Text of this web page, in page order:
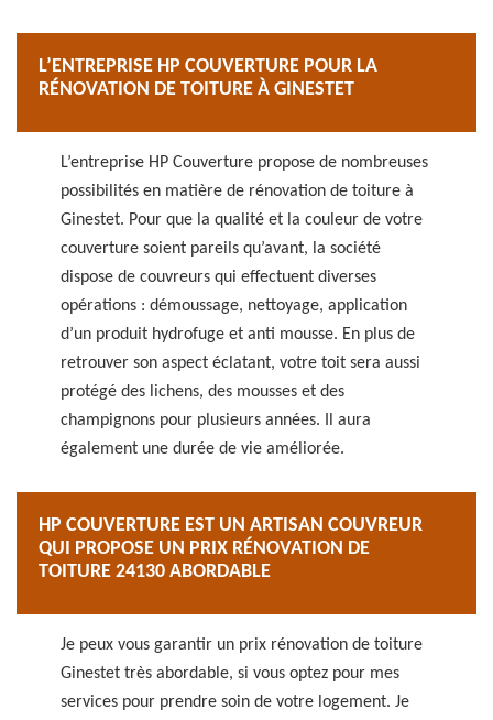
L’ENTREPRISE HP COUVERTURE POUR LA
RÉNOVATION DE TOITURE À GINESTET
L’entreprise HP Couverture propose de nombreuses
possibilités en matière de rénovation de toiture à
Ginestet. Pour que la qualité et la couleur de votre
couverture soient pareils qu’avant, la société
dispose de couvreurs qui effectuent diverses
opérations : démoussage, nettoyage, application
d’un produit hydrofuge et anti mousse. En plus de
retrouver son aspect éclatant, votre toit sera aussi
protégé des lichens, des mousses et des
champignons pour plusieurs années. Il aura
également une durée de vie améliorée.
HP COUVERTURE EST UN ARTISAN COUVREUR
QUI PROPOSE UN PRIX RÉNOVATION DE
TOITURE 24130 ABORDABLE
Je peux vous garantir un prix rénovation de toiture
Ginestet très abordable, si vous optez pour mes
services pour prendre soin de votre logement. Je